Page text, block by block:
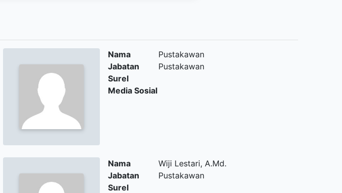
Nama
Pustakawan
Jabatan
Pustakawan
Surel
Media Sosial
Nama
Wiji Lestari, A.Md.
Jabatan
Pustakawan
Surel